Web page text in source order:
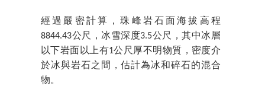
經過嚴密計算，珠峰岩石面海拔高程
8844.43公尺，冰雪深度3.5公尺，其中冰層
以下岩面以上有1公尺厚不明物質，密度介
於冰與岩石之間，估計為冰和碎石的混合
物。